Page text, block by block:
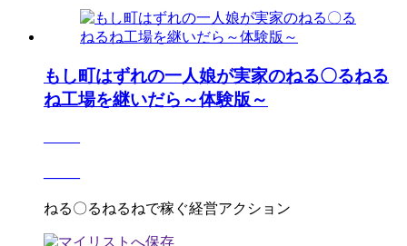
もし町はずれの一人娘が実家のねる〇るねる
ね工場を継いだら～体験版～
ねる〇るねるねで稼ぐ経営アクション